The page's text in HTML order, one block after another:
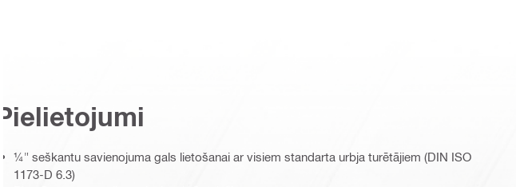
Pielietojumi
¼" seškantu savienojuma gals lietošanai ar visiem standarta urbja turētājiem (DIN ISO
1173-D 6.3)